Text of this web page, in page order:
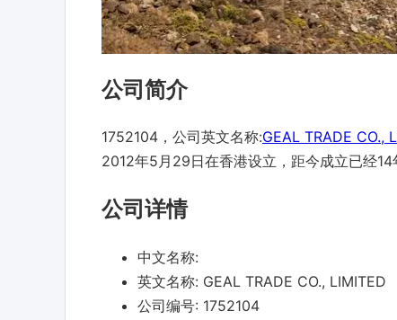
公司简介
1752104，公司英文名称:GEAL TRADE CO.,
2012年5月29日在香港设立，距今成立已经14
公司详情
中文名称:
英文名称: GEAL TRADE CO., LIMITED
公司编号: 1752104